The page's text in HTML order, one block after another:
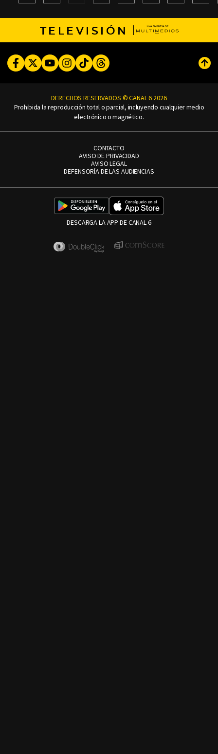
TELEVISIÓN
FacebookTwitterYoutubeInstagram
TikTokThreads
DERECHOS RESERVADOS © CANAL 6 2026
Prohibida la reproducción total o parcial, incluyendo cualquier medio
electrónico o magnético.
CONTACTO
AVISO DE PRIVACIDAD
AVISO LEGAL
DEFENSORÍA DE LAS AUDIENCIAS
DESCARGA LA APP DE CANAL 6